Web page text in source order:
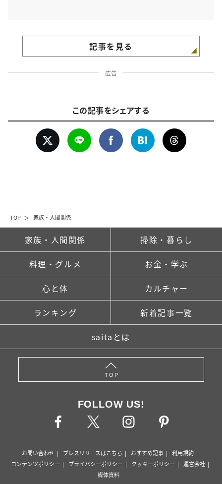
TOP 家族・人間関係
記事を見る
広告
この記事をシェアする
家族・人間関係 掃除・暮らし
料理・グルメ お金・学ぶ
心と体 カルチャー
ランキング 新着記事一覧
saitaとは
TOP
FOLLOW US!
お問い合わせ プレスリリースはこちら おすすめ記事
利用規約
コンテンツポリシー
プライバシーポリシー クッキーポリシー
運営会社
媒体資料